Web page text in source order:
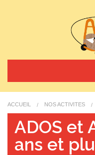
Nos activités
Nos actus
ACCUEIL NOS ACTIVITÉS
ADOS et
ans et